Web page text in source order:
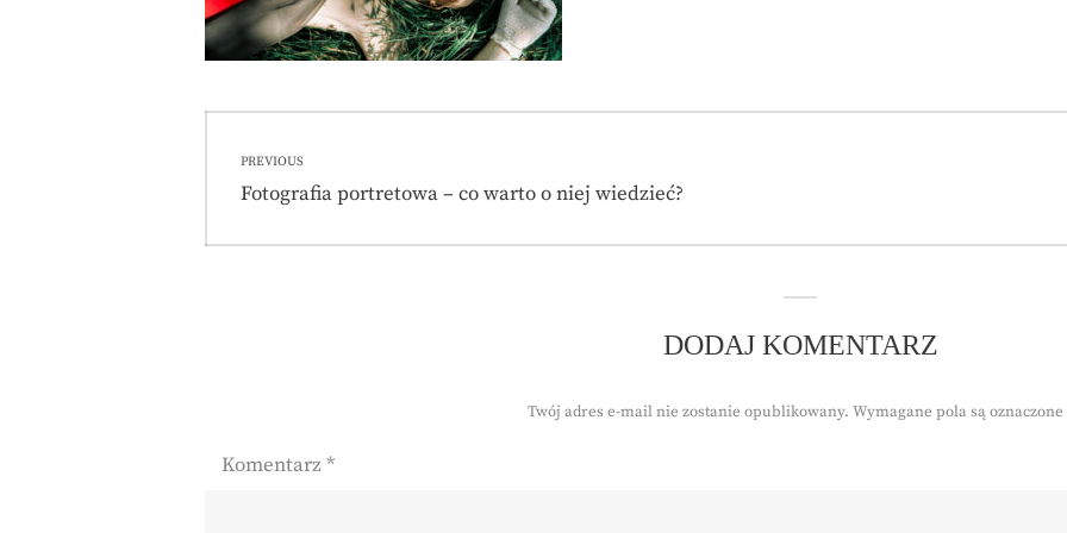
wpisu
PREVIOUS
Previous
Fotografia portretowa – co warto o niej wiedzieć?
DODAJ KOMENTARZ
Twój adres e-mail nie zostanie opublikowany. Wymagane pola są oznaczone
Komentarz*